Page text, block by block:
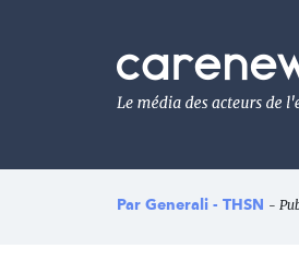
Le
média
de
l'engagement
Par Generali - THSN -